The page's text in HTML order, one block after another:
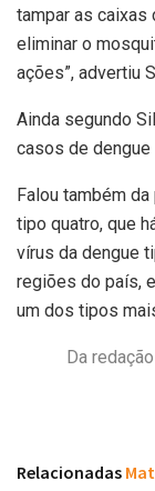
tampar as caixas
eliminar o
ações”, advertiu
Ainda segundo
casos de
Falou também
tipo quatro, que
vírus da dengue
regiões do país,
um dos tipos
Da
Relacionadas